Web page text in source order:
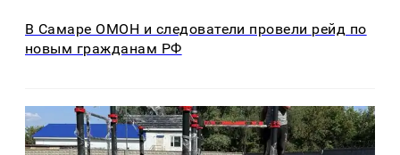
В Самаре ОМОН и следователи провели рейд по
новым гражданам РФ